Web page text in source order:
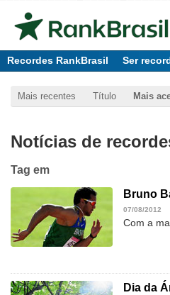
Recordes RankBrasil Ser
Mais recentes Título Mais
Notícias de
Tag em
Bruno
07/08/2012
Com a
Dia da